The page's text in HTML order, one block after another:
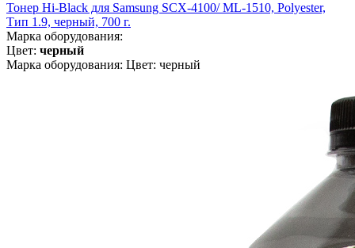
Тонер Hi-Black для Samsung SCX-4100/ ML-1510, Polyester,
Тип 1.9, черный, 700 г.
Марка оборудования:
Цвет: черный
Марка оборудования: Цвет: черный